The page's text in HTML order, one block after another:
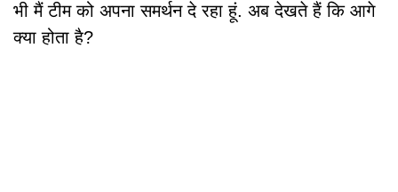
भी मैं टीम को अपना समर्थन दे रहा हूं. अब देखते हैं कि आगे
क्या होता है?